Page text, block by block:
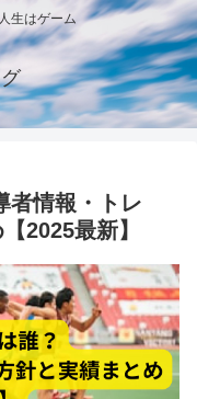
生はゲーム
者情報・トレ
2025最新】